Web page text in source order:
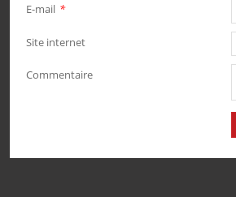
E-mail *
Site internet
Commentaire